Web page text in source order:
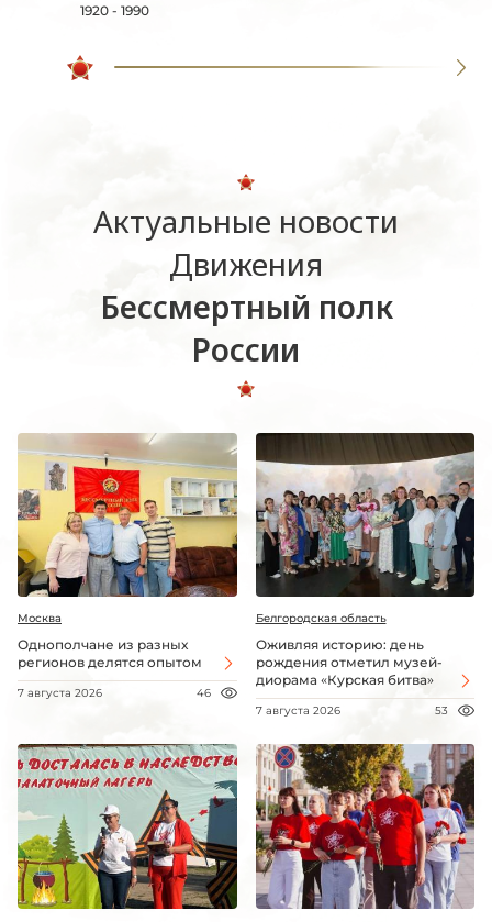
1920 - 1990
Актуальные новости
Движения
Бессмертный полк
России
Москва
Однополчане из разных
регионов делятся опытом
7 августа 2026 46
Белгородская область
Оживляя историю: день
рождения отметил музей-
диорама «Курская битва»
7 августа 2026 53